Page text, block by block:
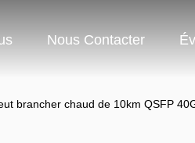
Nous Contacter
brancher chaud de 10km QSFP